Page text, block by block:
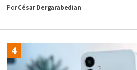
PorCésar Dergarabedian